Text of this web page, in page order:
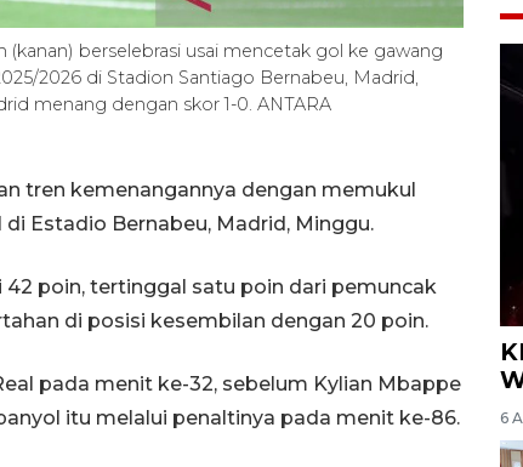
berselebrasi usai mencetak gol ke gawang
2026 di Stadion Santiago Bernabeu, Madrid,
menang dengan skor 1-0. ANTARA
tren kemenangannya dengan memukul
Estadio Bernabeu, Madrid, Minggu.
poin, tertinggal satu poin dari pemuncak
di posisi kesembilan dengan 20 poin.
pada menit ke-32, sebelum Kylian Mbappe
itu melalui penaltinya pada menit ke-86.
6